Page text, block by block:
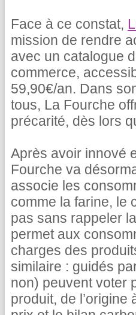
Face à ce constat,
mission de rendre
avec un catalogue
commerce,
59,90€/an. Dans
tous, La Fourche
précarité, dès lors
Après avoir innové
Fourche va
associe les
comme la farine, le
pas sans rappeler
permet aux
charges des
similaire : guidés
non) peuvent voter
produit, de l’origine